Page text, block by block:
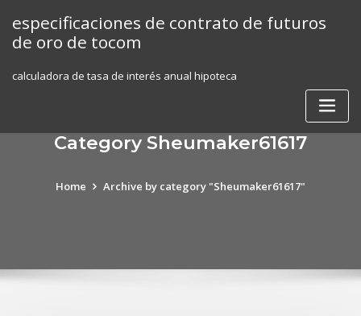
content
especificaciones de contrato de futuros
de oro de tocom
calculadora de tasa de interés anual hipoteca
Category Sheumaker61617
Home Archive by category "Sheumaker61617"